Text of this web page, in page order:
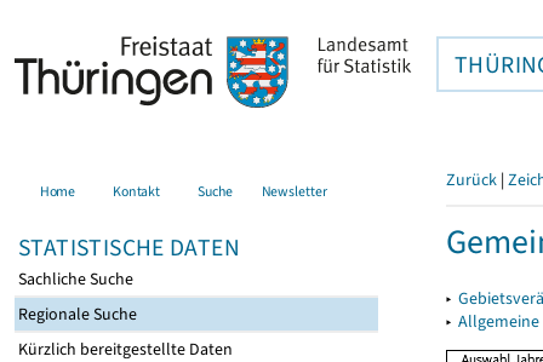
Home Kontakt Suche Newsletter
STATISTISCHE DATEN
Sachliche Suche
Regionale Suche
Kürzlich bereitgestellte Daten
Zurück |
▸
▸